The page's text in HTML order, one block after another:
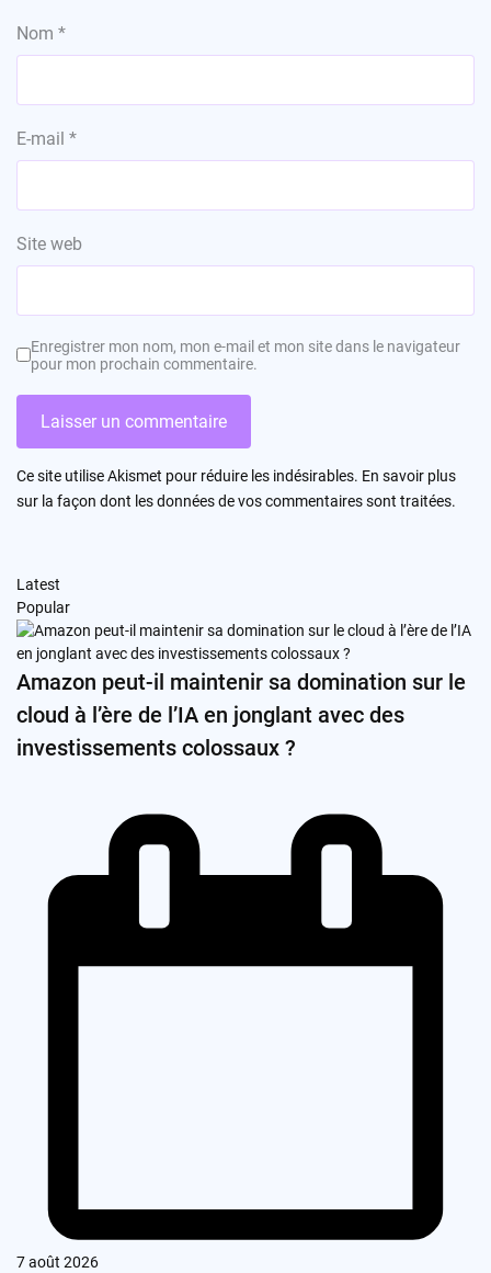
Nom *
E-mail *
Site web
Enregistrer mon nom, mon e-mail et mon site dans le navigateur
pour mon prochain commentaire.
Ce site utilise Akismet pour réduire les indésirables. En savoir plus
sur la façon dont les données de vos commentaires sont traitées.
Latest
Popular
Amazon peut-il maintenir sa domination sur le
cloud à l’ère de l’IA en jonglant avec des
investissements colossaux ?
7 août 2026